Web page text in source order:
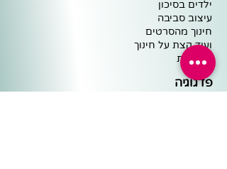
ילדים בסיכון
עיצוב סביבה
חינוך מהסרטים
ועוד קצת על חינוך
המלצות
פדגוגיה